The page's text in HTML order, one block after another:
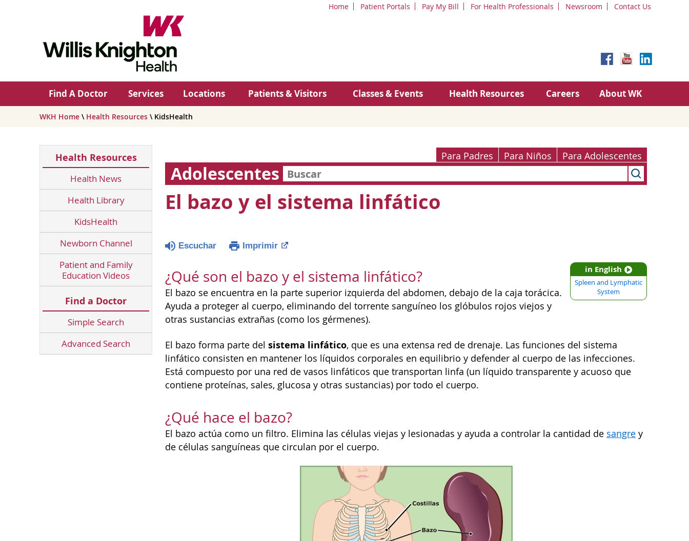
Home Patient Portals Pay My Bill For Health Professionals Newsroom Contact Us
Find A Doctor Services Locations Patients & Visitors Classes & Events Health Resources Careers About WK
WKH Home \ Health Resources \ KidsHealth
Health Resources
Health News
Health Library
KidsHealth
Newborn Channel
Patient and Family
Education Videos
Find a Doctor
Simple Search
Advanced Search
Para Padres Para Niños Para Adolescentes
Adolescentes
El bazo y el sistema linfático
Escuchar Imprimir
in English
Spleen and Lymphatic
System
¿Qué son el bazo y el sistema linfático?
El bazo se encuentra en la parte superior izquierda del abdomen, debajo de la caja torácica.
Ayuda a proteger al cuerpo, eliminando del torrente sanguíneo los glóbulos rojos viejos y
otras sustancias extrañas (como los gérmenes).
El bazo forma parte del sistema linfático, que es una extensa red de drenaje. Las funciones del sistema
linfático consisten en mantener los líquidos corporales en equilibrio y defender al cuerpo de las infecciones.
Está compuesto por una red de vasos linfáticos que transportan linfa (un líquido transparente y acuoso que
contiene proteínas, sales, glucosa y otras sustancias) por todo el cuerpo.
¿Qué hace el bazo?
El bazo actúa como un filtro. Elimina las células viejas y lesionadas y ayuda a controlar la cantidad de sangre y
de células sanguíneas que circulan por el cuerpo.